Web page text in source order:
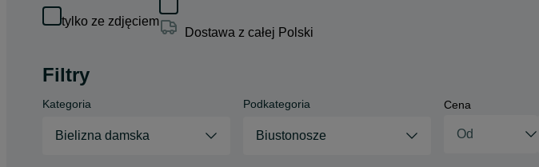
tylko ze zdjęciem
Dostawa z całej Polski
Filtry
Kategoria
Bielizna damska
Podkategoria
Biustonosze
Cena